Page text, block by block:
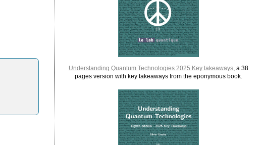
Understanding Quantum Technologies 2025 Key takeaways, a 38
pages version with key takeaways from the eponymous book.